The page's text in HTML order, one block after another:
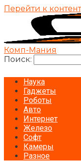
Перейти к
Комп-Мания
Поиск:
Наука
Гаджеты
Роботы
Авто
Интернет
Железо
Софт
Камеры
Разное